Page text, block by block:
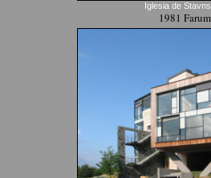
Iglesia de
1981 Farum